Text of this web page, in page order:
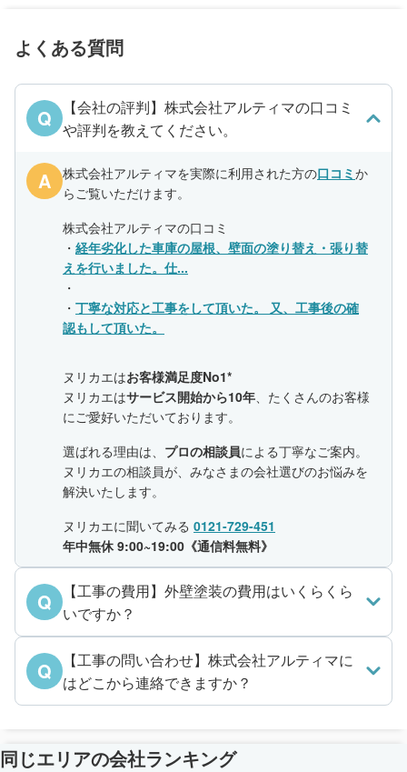
よくある質問
Q
【会社の評判】株式会社アルティマの口コミ
や評判を教えてください。
A 株式会社アルティマを実際に利用された方の口コミか
らご覧いただけます。
株式会社アルティマの口コミ
・ 経年劣化した車庫の屋根、壁面の塗り替え・張り替
えを行いました。仕...
・
・ 丁寧な対応と工事をして頂いた。 又、工事後の確
認もして頂いた。
ヌリカエはお客様満足度No1*
ヌリカエはサービス開始から10年、たくさんのお客様
にご愛好いただいております。
選ばれる理由は、 プロの相談員による丁寧なご案内。
ヌリカエの相談員が、みなさまの会社選びのお悩みを
解決いたします。
ヌリカエに聞いてみる 0121-729-451
年中無休 9:00~19:00《通信料無料》
Q
【工事の費用】外壁塗装の費用はいくらくら
いですか？
Q
【工事の問い合わせ】株式会社アルティマに
はどこから連絡できますか？
同じエリアの会社ランキング